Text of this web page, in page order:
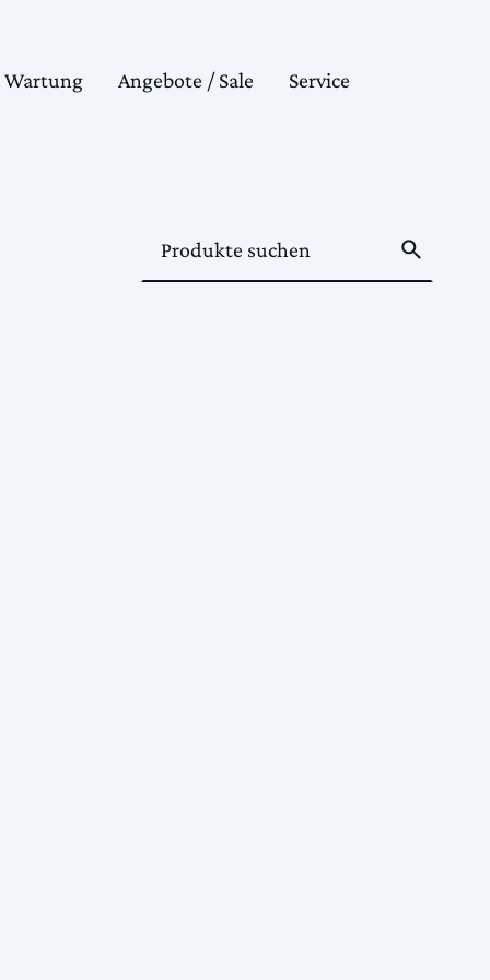
Wartung Angebote / Sale Service